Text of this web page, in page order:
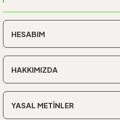
HESABIM
HAKKIMIZDA
YASAL METİNLER